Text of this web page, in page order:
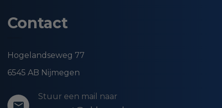
Contact
Hogelandseweg 77
6545 AB Nijmegen
Stuur een mail naar